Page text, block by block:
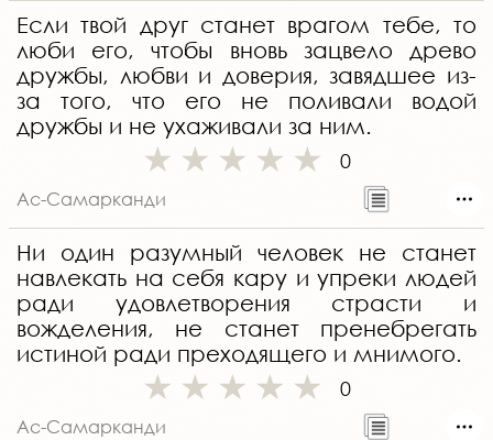
Если твой друг станет врагом тебе, то
люби его, чтобы вновь зацвело древо
дружбы, любви и доверия, завядшее из-
за того, что его не поливали водой
дружбы и не ухаживали за ним.
0
Ас-Самарканди
Ни один разумный человек не станет
навлекать на себя кару и упреки людей
ради удовлетворения страсти и
вожделения, не станет пренебрегать
истиной ради преходящего и мнимого.
0
Ас-Самарканди